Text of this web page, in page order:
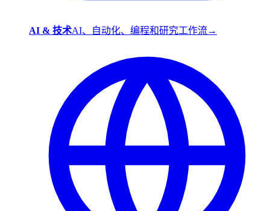
AI & 技术AI、自动化、编程和研究工作流→